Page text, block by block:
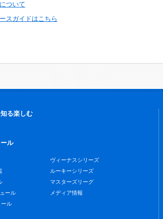
ついて
スガイドはこちら
る楽しむ
ル
ール
ル
ヴィーナスシリーズ
ルーキーシリーズ
マスターズリーグ
メディア情報